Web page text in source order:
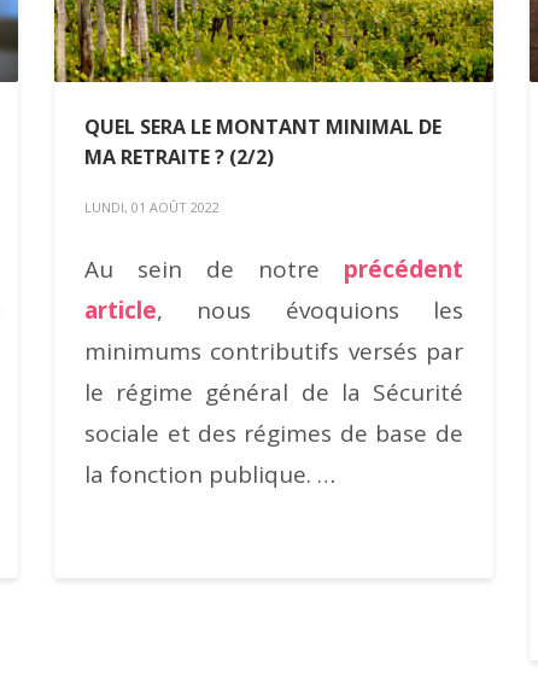
QUEL SERA LE MONTANT MINIMAL DE
MA RETRAITE ? (2/2)
LUNDI, 01 AOÛT 2022
Au sein de notre précédent
article, nous évoquions les
minimums contributifs versés par
le régime général de la Sécurité
sociale et des régimes de base de
la fonction publique. …